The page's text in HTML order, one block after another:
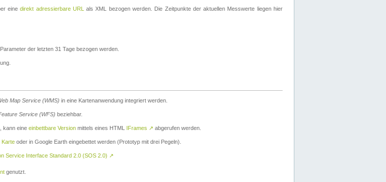
einedirekt adressierbare URL
als XML bezogen werden. Die Zeitpunkte der aktuellen Messwerte liegen hier
der letzten 31 Tage bezogen werden.
Map Service (WMS) in eine Kartenanwendung integriert werden.
Service (WFS) beziehbar.
kann eine einbettbare Version mittels eines HTML IFrames ↗ abgerufen werden.
Karte oder in Google Earth eingebettet werden (Prototyp mit drei Pegeln).
Service Interface Standard 2.0 (SOS 2.0) ↗
genutzt.